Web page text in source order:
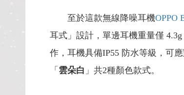
至於這款無線降噪耳機OPPO
耳式」設計，單邊耳機重量僅
作，耳機具備IP55 防水等級，可
「 雲朵白 」共2種顏色款式。